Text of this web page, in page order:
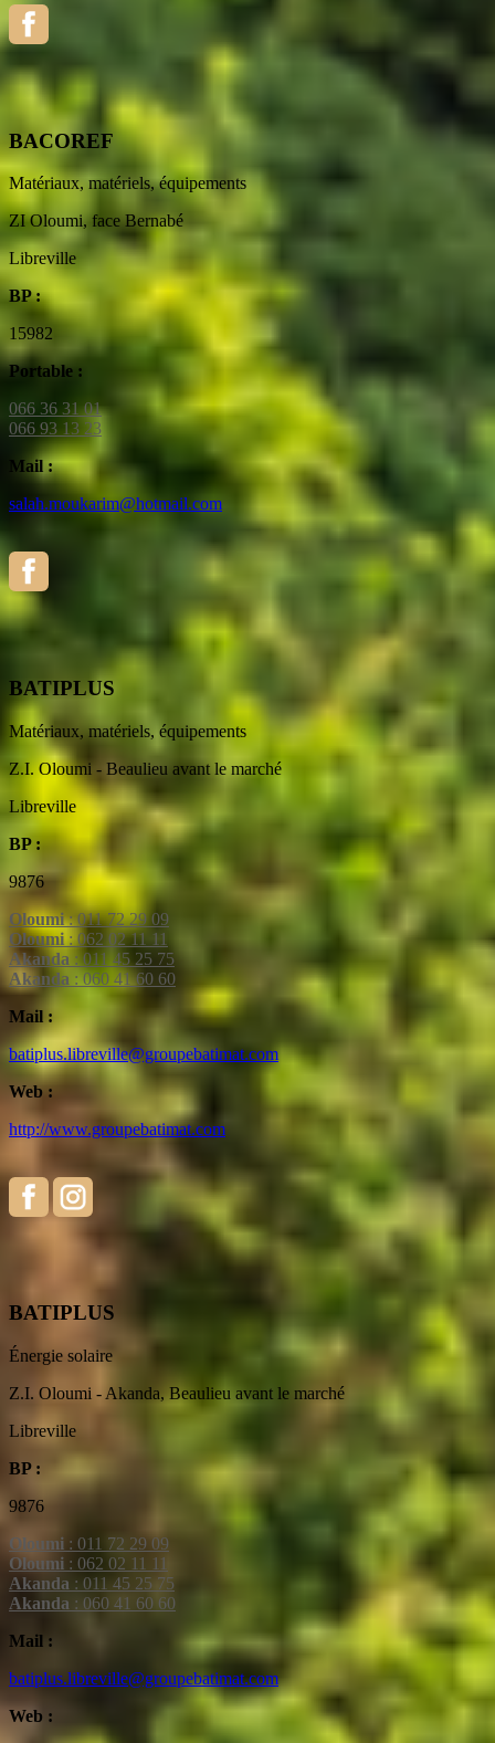
BACOREF
Matériaux, matériels, équipements
ZI Oloumi, face Bernabé
Libreville
BP :
15982
Portable :
066 36 31 01
066 93 13 23
Mail :
salah.moukarim@hotmail.com
BATIPLUS
Matériaux, matériels, équipements
Z.I. Oloumi - Beaulieu avant le marché
Libreville
BP :
9876
Oloumi: 011 72 29 09
Oloumi : 062 02 11 11
Akanda : 011 45 25 75
Akanda : 060 41 60 60
Mail :
batiplus.libreville@groupebatimat.com
Web :
http://www.groupebatimat.com
BATIPLUS
Énergie solaire
Z.I. Oloumi - Akanda, Beaulieu avant le marché
Libreville
BP :
9876
Oloumi : 011 72 29 09
Oloumi : 062 02 11 11
Akanda : 011 45 25 75
Akanda : 060 41 60 60
Mail :
batiplus.libreville@groupebatimat.com
Web :